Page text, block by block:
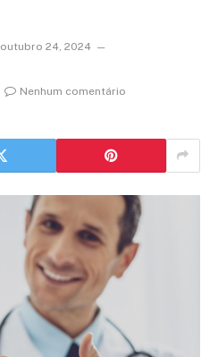
outubro 24, 2024
Nenhum comentário